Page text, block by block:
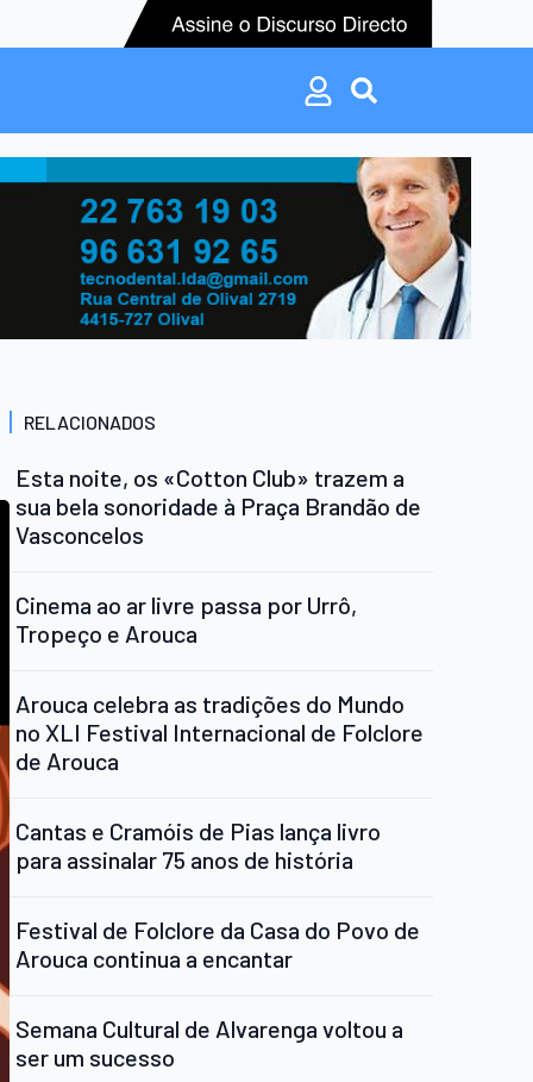
Search
for:
Search
for:
RELACIONADOS
Esta noite, os «Cotton Club» trazem a
sua bela sonoridade à Praça Brandão de
Vasconcelos
Cinema ao ar livre passa por Urrô,
Tropeço e Arouca
Arouca celebra as tradições do Mundo
no XLI Festival Internacional de Folclore
de Arouca
Cantas e Cramóis de Pias lança livro
para assinalar 75 anos de história
Festival de Folclore da Casa do Povo de
Arouca continua a encantar
Semana Cultural de Alvarenga voltou a
ser um sucesso